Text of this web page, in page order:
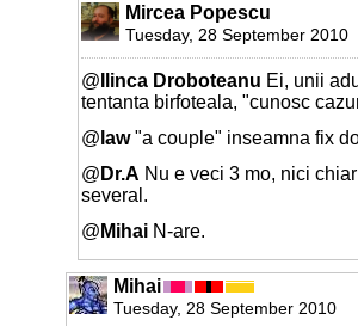
Mircea Popescu
Tuesday, 28 September 2010
@ Ilinca Droboteanu Ei, unii
tentanta birfoteala, "cunosc
@ law"a couple" inseamna fix
@ Dr.A Nu e veci 3 mo, nici
several.
@ Mihai N-are.
Mihai
Tuesday, 28 September 2010